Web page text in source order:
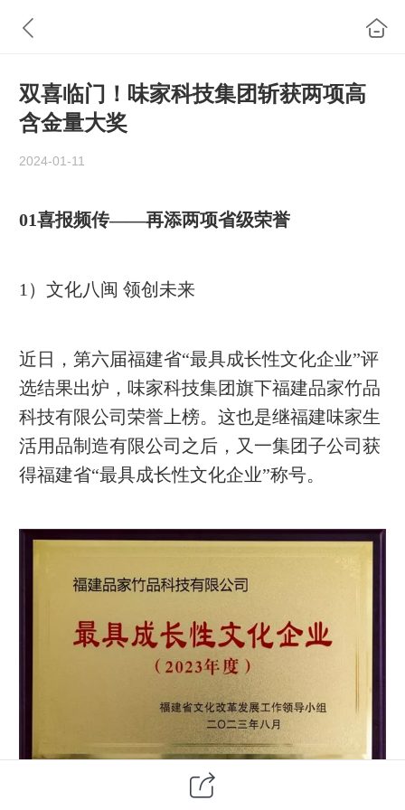
双喜临门！味家科技集团斩获两项高
含金量大奖
2024-01-11
01喜报频传——再添两项省级荣誉
1）文化八闽 领创未来
近日，第六届福建省“最具成长性文化企业”评
选结果出炉，味家科技集团旗下福建品家竹品
科技有限公司荣誉上榜。这也是继福建味家生
活用品制造有限公司之后，又一集团子公司获
得福建省“最具成长性文化企业”称号。